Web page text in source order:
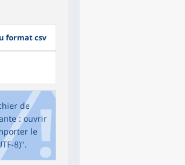
format csv
de
: ouvrir
le
8)".